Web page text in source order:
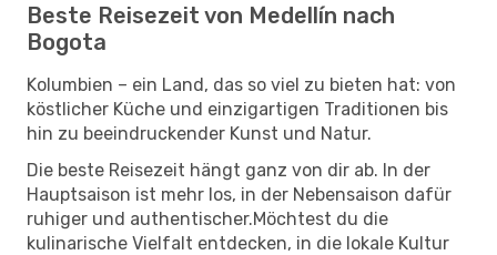
Beste Reisezeit von Medellín nach
Bogota
Kolumbien – ein Land, das so viel zu bieten hat: von
köstlicher Küche und einzigartigen Traditionen bis
hin zu beeindruckender Kunst und Natur.
Die beste Reisezeit hängt ganz von dir ab. In der
Hauptsaison ist mehr los, in der Nebensaison dafür
ruhiger und authentischer.Möchtest du die
kulinarische Vielfalt entdecken, in die lokale Kultur